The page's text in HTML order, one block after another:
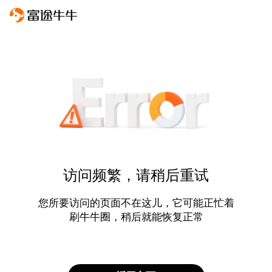
访问频繁，请稍后重试
您所要访问的页面不在这儿，它可能正忙着
刷牛牛圈，稍后就能恢复正常